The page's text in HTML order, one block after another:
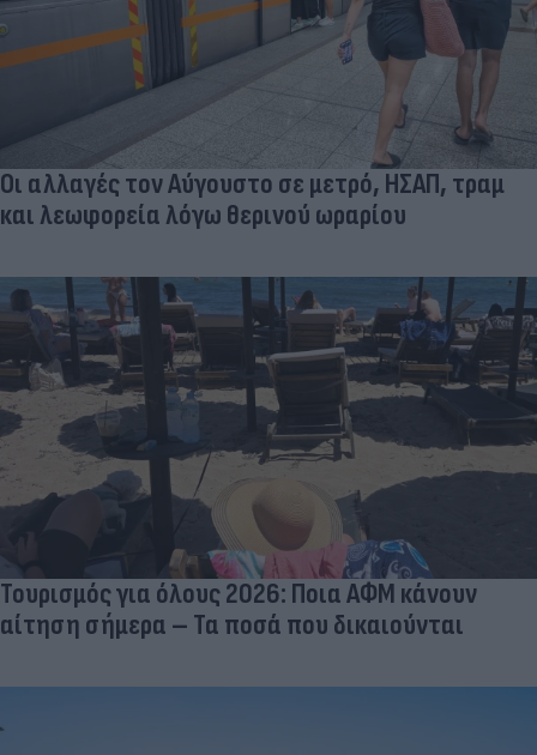
Οι αλλαγές τον Αύγουστο σε μετρό, ΗΣΑΠ, τραμ
και λεωφορεία λόγω θερινού ωραρίου
Τουρισμός για όλους 2026: Ποια ΑΦΜ κάνουν
αίτηση σήμερα – Τα ποσά που δικαιούνται